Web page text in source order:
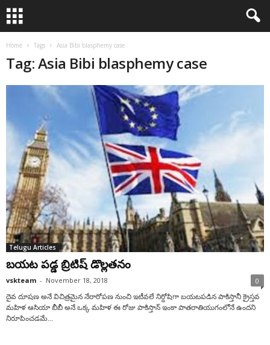
Home Tags Asia Bibi blasphemy case
Tag: Asia Bibi blasphemy case
Telugu Articles
బయట పడ్డ బ్రిటిష్ డొల్లతనం
vskteam - November 18, 2018 0
దైవ దూషణ అనే విచిత్రమైన నేరారోపణ నుంచి ఇటీవలే నిర్దోషిగా బయటపడిన పాకిస్తానీ క్రైస్తవ
మహిళ ఆసియా బీబీ అనే ఒక్క మహిళ ఈ రోజు పాకిస్తాన్ ఇంకా పాతరాతియుగంలోనే ఉందని
నిరూపించడమే...